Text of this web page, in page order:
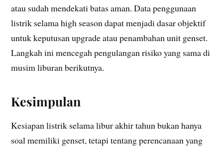
atau sudah mendekati batas aman. Data penggunaan
listrik selama high season dapat menjadi dasar objektif
untuk keputusan upgrade atau penambahan unit genset.
Langkah ini mencegah pengulangan risiko yang sama di
musim liburan berikutnya.
Kesimpulan
Kesiapan listrik selama libur akhir tahun bukan hanya
soal memiliki genset, tetapi tentang perencanaan yang